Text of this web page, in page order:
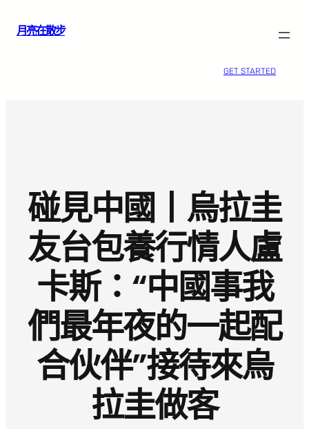
月亮在散步
GET STARTED
碰見中國丨烏拉圭
友台包養行情人盧
卡斯：“中國事我
們最年夜的一起配
合伙伴”接待來烏
拉圭做客